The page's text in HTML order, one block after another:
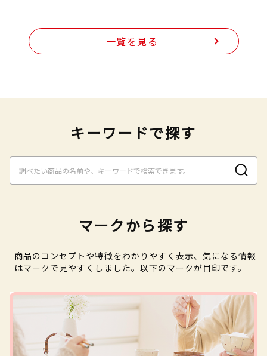
一覧を見る
キーワードで探す
マークから探す
商品のコンセプトや特徴をわかりやすく表示、気になる情報
はマークで見やすくしました。以下のマークが目印です。